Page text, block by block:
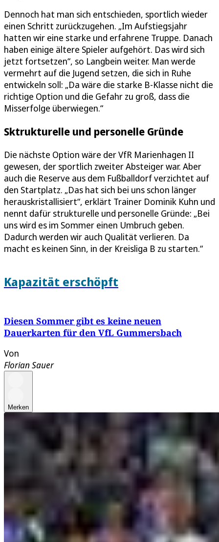
Dennoch hat man sich entschieden, sportlich wieder
einen Schritt zurückzugehen. „Im Aufstiegsjahr
hatten wir eine starke und erfahrene Truppe. Danach
haben einige ältere Spieler aufgehört. Das wird sich
jetzt fortsetzen“, so Langbein weiter. Man werde
vermehrt auf die Jugend setzen, die sich in Ruhe
entwickeln soll: „Da wäre die starke B-Klasse nicht die
richtige Option und die Gefahr zu groß, dass die
Misserfolge überwiegen.“
Sktrukturelle und personelle Gründe
Die nächste Option wäre der VfR Marienhagen II
gewesen, der sportlich zweiter Absteiger war. Aber
auch die Reserve aus dem Fußballdorf verzichtet auf
den Startplatz. „Das hat sich bei uns schon länger
herauskristallisiert“, erklärt Trainer Dominik Kuhn und
nennt dafür strukturelle und personelle Gründe: „Bei
uns wird es im Sommer einen Umbruch geben.
Dadurch werden wir auch Qualität verlieren. Da
macht es keinen Sinn, in der Kreisliga B zu starten.“
Kapazität erschöpft
Diesen Sommer gibt es keine neuen
Dauerkarten für den VfL Gummersbach
Von
Florian Sauer
Merken